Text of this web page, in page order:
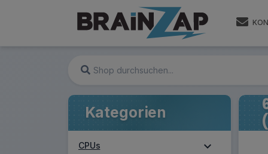
Kategorien
CPUs expand_more